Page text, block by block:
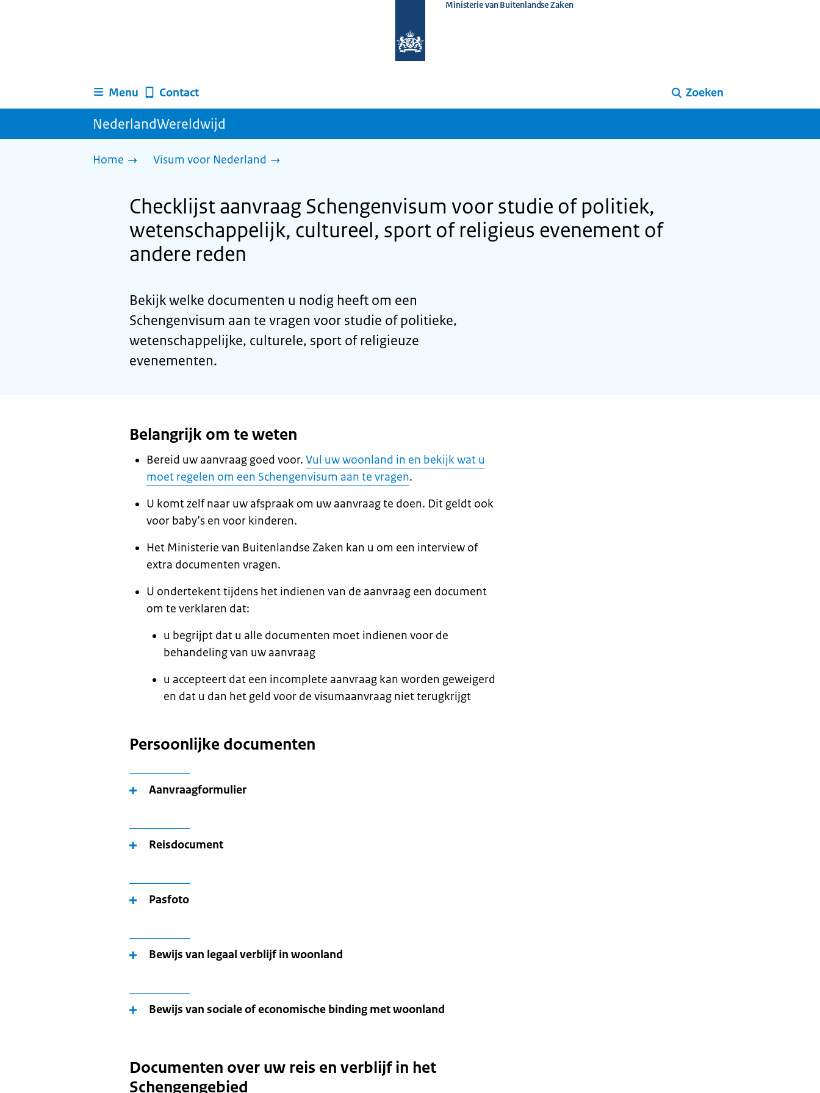
homepage
Ministerie van Buitenlandse Zaken
Menu Contact Zoeken
NederlandWereldwijd
Home Visum voor Nederland
Checklijst aanvraag Schengenvisum voor studie of politiek,
wetenschappelijk, cultureel, sport of religieus evenement of
andere reden
Bekijk welke documenten u nodig heeft om een
Schengenvisum aan te vragen voor studie of politieke,
wetenschappelijke, culturele, sport of religieuze
evenementen.
Belangrijk om te weten
Bereid uw aanvraag goed voor. Vul uw woonland in en bekijk wat u
moet regelen om een Schengenvisum aan te vragen.
U komt zelf naar uw afspraak om uw aanvraag te doen. Dit geldt ook
voor baby’s en voor kinderen.
Het Ministerie van Buitenlandse Zaken kan u om een interview of
extra documenten vragen.
U ondertekent tijdens het indienen van de aanvraag een document
om te verklaren dat:
u begrijpt dat u alle documenten moet indienen voor de
behandeling van uw aanvraag
u accepteert dat een incomplete aanvraag kan worden geweigerd
en dat u dan het geld voor de visumaanvraag niet terugkrijgt
Persoonlijke documenten
Aanvraagformulier
Reisdocument
Pasfoto
Bewijs van legaal verblijf in woonland
Bewijs van sociale of economische binding met woonland
Documenten over uw reis en verblijf in het
Schengengebied